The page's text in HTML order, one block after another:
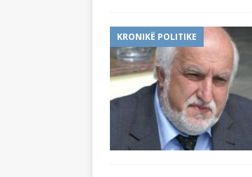
KRONIKË POLITIKE